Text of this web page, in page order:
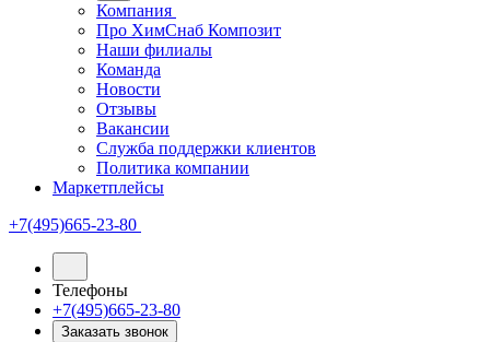
Компания
Про ХимСнаб Композит
Наши филиалы
Команда
Новости
Отзывы
Вакансии
Служба поддержки клиентов
Политика компании
Маркетплейсы
+7(495)665-23-80
Телефоны
+7(495)665-23-80
Заказать звонок